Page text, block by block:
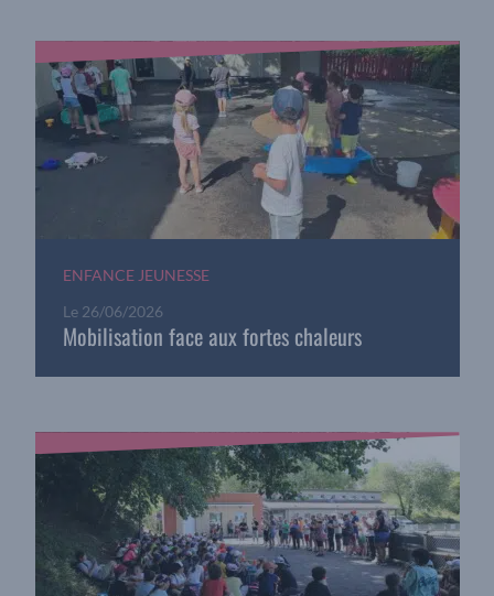
ENFANCE JEUNESSE
Le 26/06/2026
Mobilisation face aux fortes chaleurs